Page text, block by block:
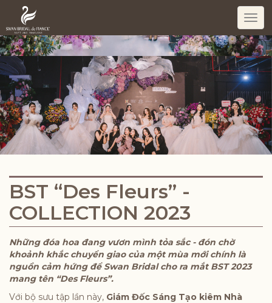
BST “Des Fleurs” -
COLLECTION 2023
Những đóa hoa đang vươn mình tỏa sắc - đón chờ
khoảnh khắc chuyển giao của một mùa mới chính là
nguồn cảm hứng để Swan Bridal cho ra mắt BST 2023
mang tên “Des Fleurs”.
Với bộ sưu tập lần này, Giám Đốc Sáng Tạo kiêm Nhà